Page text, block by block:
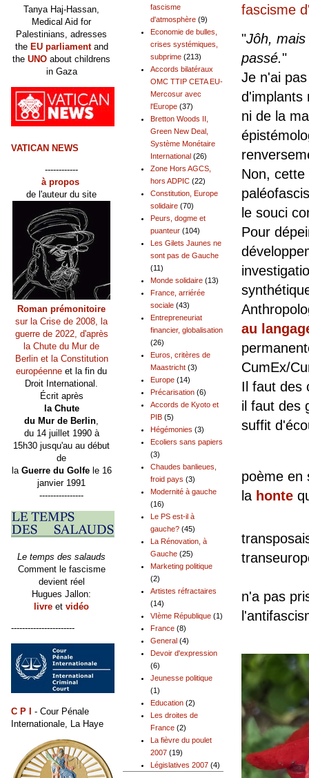
fascisme
"Jôh,
passé."
Je n'ai
d'implants
ni de la
Non,
le souci
Pour
au
CumEx/
Il faut des
il faut des
suffit
poème en
la honte
n'a pas
fascisme
d'atmosphère (9)
Economie de bulles,
crises systémiques,
subprime (213)
Accords bilatéraux
OMC TTIP CETA EU-
Mercosur avec
l'Europe (37)
Bretton Woods II,
Green New Deal,
Système Monétaire
International (26)
Zone Hors AGCS,
hors ADPIC (22)
Constitution, Europe
solidaire (70)
Peurs, dogme et
puanteur (104)
Les Gilets Jaunes ne
sont pas de Gauche
(11)
Monde solidaire (13)
France, arriérée
sociale (43)
Entrepreneuriat
financier, globalisation
(26)
Euros, critères de
Maastricht (3)
Europe (14)
Précarisation (6)
Accords de Kyoto et
PIB (5)
Hégémonies (3)
Ecoliers sans papiers
(3)
Chaudes banlieues,
froid pays (3)
Modernité à gauche
(16)
Le PS est-il à
gauche? (45)
La Rénovation, à
Gauche (25)
Marketing politique
(2)
Artistes réfractaires
(14)
VIème République (1)
France (8)
General (4)
Devoir d'expression
(6)
Jeunesse politique
(1)
Education (2)
Les droites de
France (2)
La fièvre du poulet
2007 (19)
Législatives 2007 (4)
Tanya Haj-Hassan,
Medical Aid for
Palestinians, adresses
the EU parliamentand
the UNO about childrens
in Gaza
VATICAN NEWS
------------
à propos
de l'auteur du site
Roman prémonitoire
sur la Crise de 2008, la
guerre de 2022, d'après
la Chute du Mur de
Berlin et la Constitution
européenne et la fin du
Droit International.
Écrit après
la Chute
du Mur de Berlin,
du 14 juillet 1990 à
15h30 jusqu'au au début
de
la Guerre du Golfele 16
janvier 1991
----------------
Le temps des salauds
Comment le fascisme
devient réel
Hugues Jallon:
livre et vidéo
-----------------------
C P I
- Cour Pénale
Internationale, La Haye